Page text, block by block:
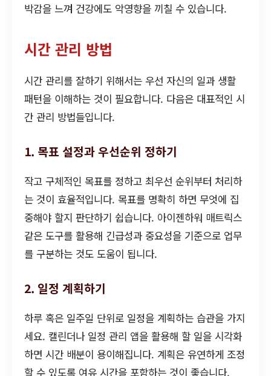
박감을 느껴 건강에도 악영향을 끼칠 수 있습니다.
시간 관리 방법
시간 관리를 잘하기 위해서는 우선 자신의 일과 생활
패턴을 이해하는 것이 필요합니다. 다음은 대표적인 시
간 관리 방법들입니다.
1. 목표 설정과 우선순위 정하기
작고 구체적인 목표를 정하고 최우선 순위부터 처리하
는 것이 효율적입니다. 목표를 명확히 하면 무엇에 집
중해야 할지 판단하기 쉽습니다. 아이젠하워 매트릭스
같은 도구를 활용해 긴급성과 중요성을 기준으로 업무
를 구분하는 것도 도움이 됩니다.
2. 일정 계획하기
하루 혹은 일주일 단위로 일정을 계획하는 습관을 가지
세요. 캘린더나 일정 관리 앱을 활용해 할 일을 시각화
하면 시간 배분이 용이해집니다. 계획은 유연하게 조정
할 수 있도록 여유 시간을 포함하는 것이 좋습니다.